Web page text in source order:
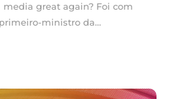
media great again? Foi com
ministro da...